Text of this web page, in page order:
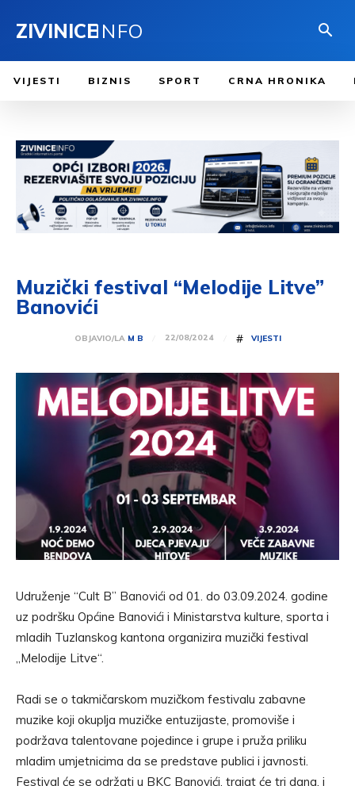
ZIVINICEINFO
VIJESTI BIZNIS SPORT CRNA HRONIKA
Muzički festival “Melodije Litve”
Banovići
OBJAVIO/LA M B 22/08/2024 # VIJESTI
Udruženje “Cult B” Banovići od 01. do 03.09.2024. godine
uz podršku Općine Banovići i Ministarstva kulture, sporta i
mladih Tuzlanskog kantona organizira muzički festival
„Melodije Litve“.
Radi se o takmičarskom muzičkom festivalu zabavne
muzike koji okuplja muzičke entuzijaste, promoviše i
podržava talentovane pojedince i grupe i pruža priliku
mladim umjetnicima da se predstave publici i javnosti.
Festival će se održati u BKC Banovići, trajat će tri dana, i